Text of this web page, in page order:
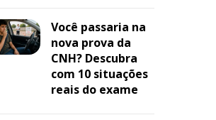
Você passaria na
nova prova da
CNH? Descubra
com 10 situações
reais do exame